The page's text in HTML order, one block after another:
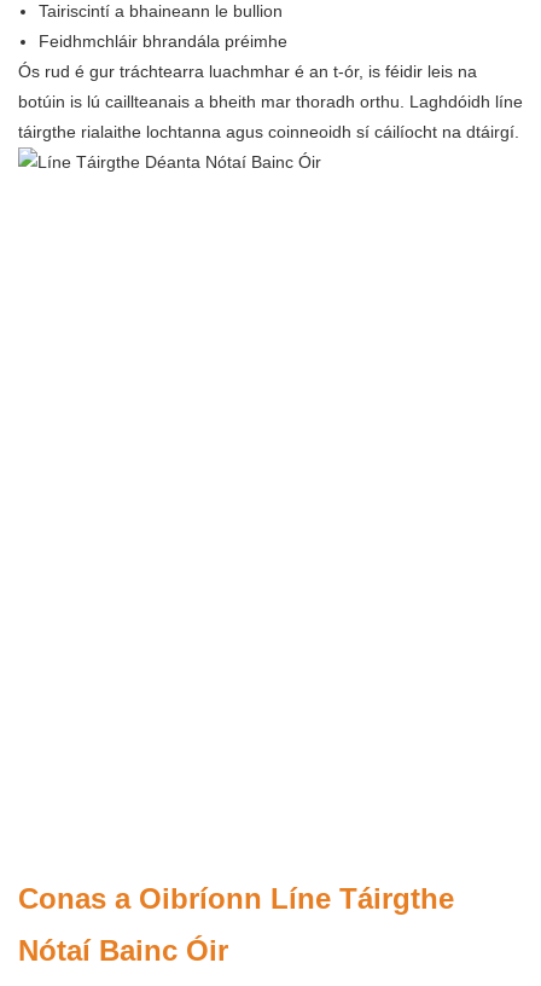
Tairiscintí a bhaineann le bullion
Feidhmchláir bhrandála préimhe
Ós rud é gur tráchtearra luachmhar é an t-ór, is féidir leis na
botúin is lú caillteanais a bheith mar thoradh orthu. Laghdóidh líne
táirgthe rialaithe lochtanna agus coinneoidh sí cáilíocht na dtáirgí.
Conas a Oibríonn Líne Táirgthe
Nótaí Bainc Óir